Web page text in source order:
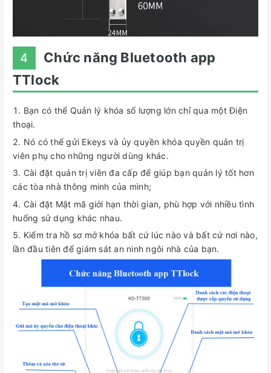
4
Chức năng Bluetooth app
TTlock
Bạn có thể Quản lý khóa số lượng lớn chỉ qua một Điện
thoại.
Nó có thể gửi Ekeys và ủy quyền khóa quyền quản trị
viên phụ cho những người dùng khác.
Cài đặt quản trị viên đa cấp để giúp bạn quản lý tốt hơn
các tòa nhà thông minh của mình;
Cài đặt Mật mã giới hạn thời gian, phù hợp với nhiều tình
huống sử dụng khác nhau.
Kiểm tra hồ sơ mở khóa bất cứ lúc nào và bất cứ nơi nào,
lần đầu tiên để giám sát an ninh ngôi nhà của bạn.